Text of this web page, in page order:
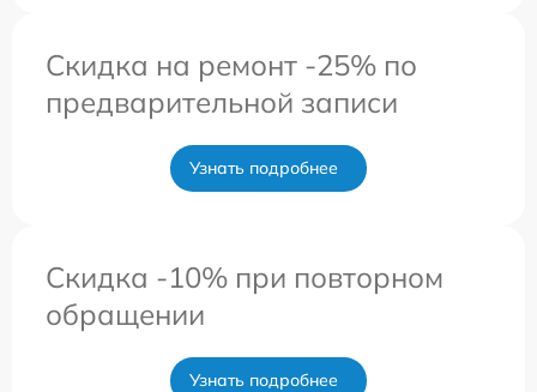
Скидка на ремонт -25% по
предварительной записи
Узнать подробнее
Скидка -10% при повторном
обращении
Узнать подробнее